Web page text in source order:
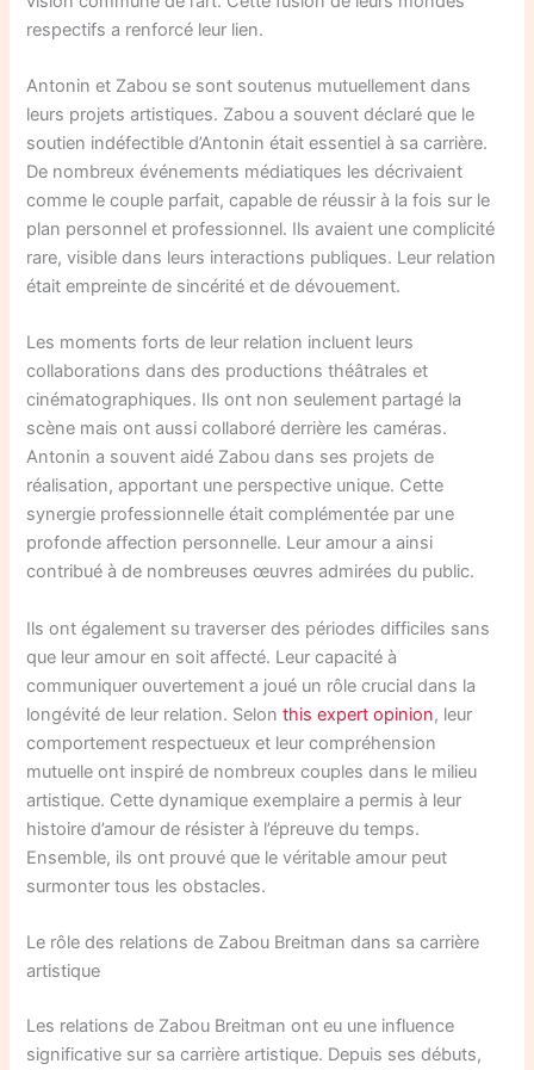
respectifs a renforcé leur lien.
Antonin et Zabou se sont soutenus mutuellement dans
leurs projets artistiques. Zabou a souvent déclaré que le
soutien indéfectible d’Antonin était essentiel à sa carrière.
De nombreux événements médiatiques les décrivaient
comme le couple parfait, capable de réussir à la fois sur le
plan personnel et professionnel. Ils avaient une complicité
rare, visible dans leurs interactions publiques. Leur relation
était empreinte de sincérité et de dévouement.
Les moments forts de leur relation incluent leurs
collaborations dans des productions théâtrales et
cinématographiques. Ils ont non seulement partagé la
scène mais ont aussi collaboré derrière les caméras.
Antonin a souvent aidé Zabou dans ses projets de
réalisation, apportant une perspective unique. Cette
synergie professionnelle était complémentée par une
profonde affection personnelle. Leur amour a ainsi
contribué à de nombreuses œuvres admirées du public.
Ils ont également su traverser des périodes difficiles sans
que leur amour en soit affecté. Leur capacité à
communiquer ouvertement a joué un rôle crucial dans la
longévité de leur relation. Selonthis expert opinion, leur
comportement respectueux et leur compréhension
mutuelle ont inspiré de nombreux couples dans le milieu
artistique. Cette dynamique exemplaire a permis à leur
histoire d’amour de résister à l’épreuve du temps.
Ensemble, ils ont prouvé que le véritable amour peut
surmonter tous les obstacles.
Le rôle des relations de Zabou Breitman dans sa carrière
artistique
Les relations de Zabou Breitman ont eu une influence
significative sur sa carrière artistique. Depuis ses débuts,